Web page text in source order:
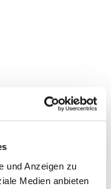
und Anzeigen zu
Medien anbieten